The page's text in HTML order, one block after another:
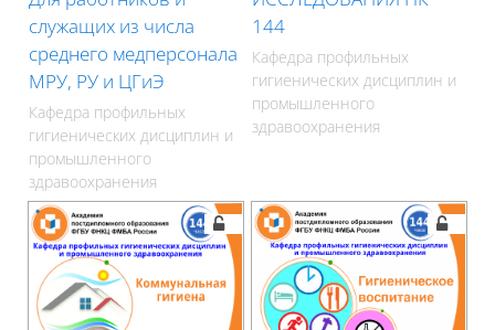
служащих из числа
среднего медперсонала
МРУ, РУ и ЦГиЭ
Кафедра профильных
гигиенических дисциплин и
промышленного
здравоохранения
144
Кафедра профильных
гигиенических дисциплин и
промышленного
здравоохранения